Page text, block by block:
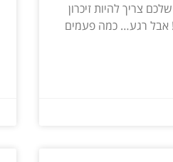
צריך להיות זיכרון
אבל רגע… כמה פעמים